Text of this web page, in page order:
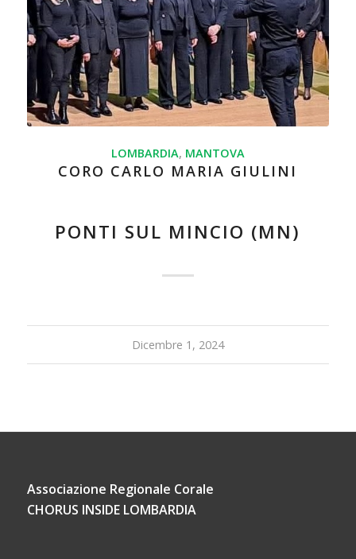
LOMBARDIA, MANTOVA
CORO CARLO MARIA GIULINI
PONTI SUL MINCIO (MN)
Dicembre 1, 2024
Associazione Regionale Corale
CHORUS INSIDE LOMBARDIA